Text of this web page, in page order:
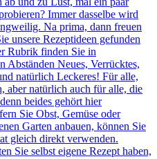
Immer dasselbe wird
Na prima, dann freuen
unsere Rezeptideen gefunden
Rubrik finden Sie in
Abständen Neues, Verrücktes,
natürlich Leckeres! Für alle,
aber natürlich auch für alle, die
beides gehört hier
Sie Obst, Gemüse oder
Garten anbauen, können Sie
gleich direkt verwenden.
Sie selbst eigene Rezept haben,